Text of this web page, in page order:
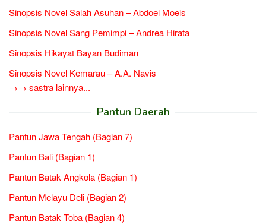
Sinopsis Novel Salah Asuhan – Abdoel Moeis
Sinopsis Novel Sang Pemimpi – Andrea Hirata
Sinopsis Hikayat Bayan Budiman
Sinopsis Novel Kemarau – A.A. Navis
→→ sastra lainnya...
Pantun Daerah
Pantun Jawa Tengah (Bagian 7)
Pantun Bali (Bagian 1)
Pantun Batak Angkola (Bagian 1)
Pantun Melayu Deli (Bagian 2)
Pantun Batak Toba (Bagian 4)